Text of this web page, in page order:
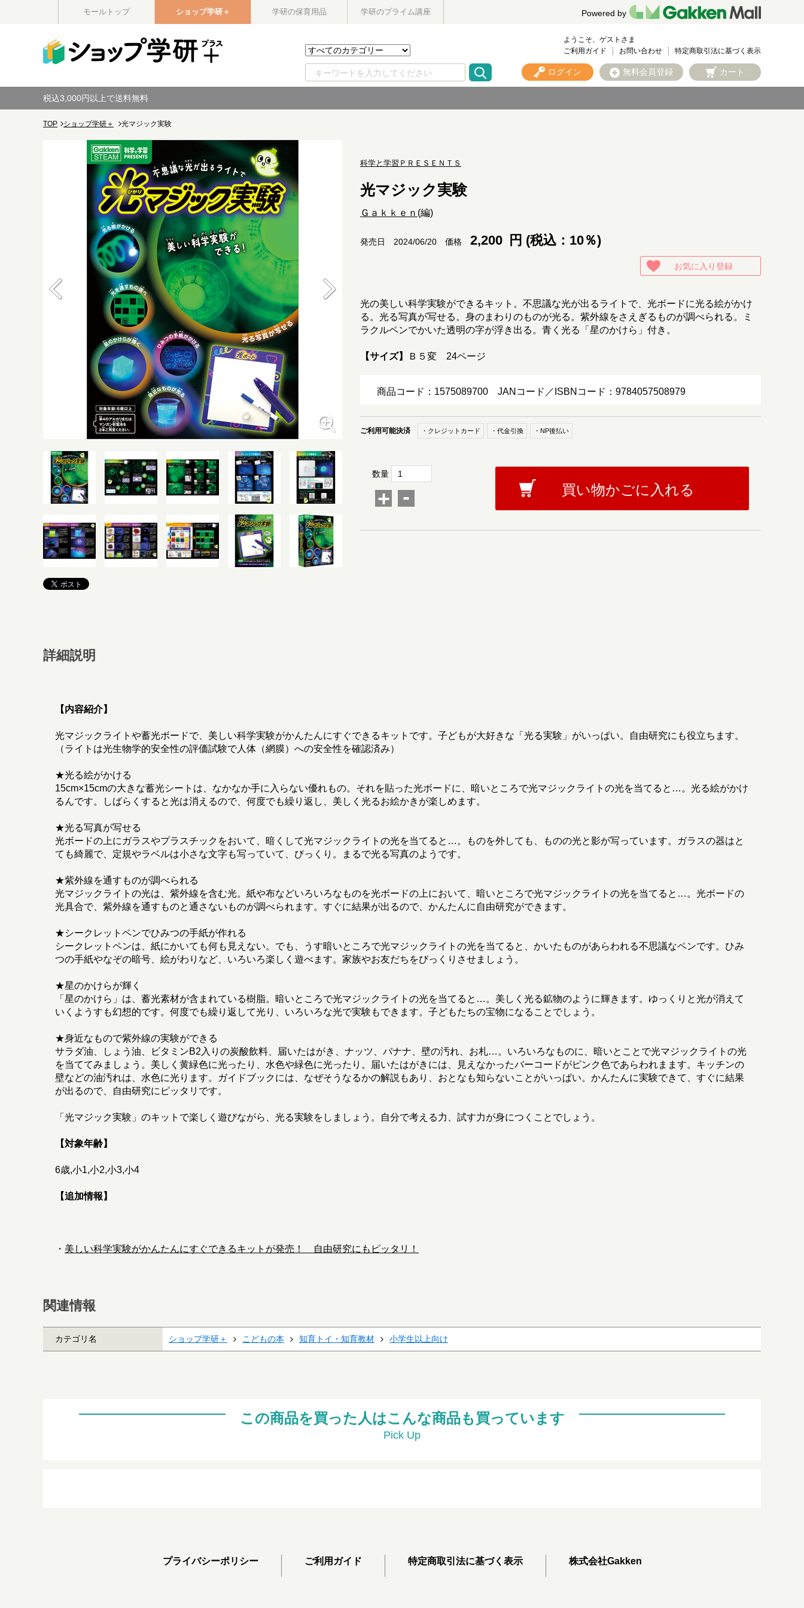
モールトップ ショップ学研＋ 学研の保育用品 学研のプライム講座 Powered by
ようこそ、ゲストさま
ご利用ガイド
お問い合わせ 特定商取引法に基づく表示
ログイン 無料会員登録 カート
税込3,000円以上で送料無料
TOP ショップ学研＋ 光マジック実験
科学と学習ＰＲＥＳＥＮＴＳ
光マジック実験
Ｇａｋｋｅｎ (編)
発売日 2024/06/20 価格 2,200 円 (税込：10％)
お気に入り登録
光の美しい科学実験ができるキット。不思議な光が出るライトで、光ボードに光る絵がかけ
る。光る写真が写せる。身のまわりのものが光る。紫外線をさえぎるものが調べられる。ミ
ラクルペンでかいた透明の字が浮き出る。青く光る「星のかけら」付き。
【サイズ】 Ｂ５変 24ページ
商品コード：1575089700 JANコード／ISBNコード：9784057508979
ご利用可能決済 ・クレジットカード ・代金引換 ・NP後払い
数量
+ - 買い物かごに入れる
詳細説明
【内容紹介】
光マジックライトや蓄光ボードで、美しい科学実験がかんたんにすぐできるキットです。子どもが大好きな「光る実験」がいっぱい。自由研究にも役立ちます。
（ライトは光生物学的安全性の評価試験で人体（網膜）への安全性を確認済み）
★光る絵がかける
15cm×15cmの大きな蓄光シートは、なかなか手に入らない優れもの。それを貼った光ボードに、暗いところで光マジックライトの光を当てると…。光る絵がかけ
るんです。しばらくすると光は消えるので、何度でも繰り返し、美しく光るお絵かきが楽しめます。
★光る写真が写せる
光ボードの上にガラスやプラスチックをおいて、暗くして光マジックライトの光を当てると…。ものを外しても、ものの光と影が写っています。ガラスの器はと
ても綺麗で、定規やラベルは小さな文字も写っていて、びっくり。まるで光る写真のようです。
★紫外線を通すものが調べられる
光マジックライトの光は、紫外線を含む光。紙や布などいろいろなものを光ボードの上において、暗いところで光マジックライトの光を当てると…。光ボードの
光具合で、紫外線を通すものと通さないものが調べられます。すぐに結果が出るので、かんたんに自由研究ができます。
★シークレットペンでひみつの手紙が作れる
シークレットペンは、紙にかいても何も見えない。でも、うす暗いところで光マジックライトの光を当てると、かいたものがあらわれる不思議なペンです。ひみ
つの手紙やなぞの暗号、絵がわりなど、いろいろ楽しく遊べます。家族やお友だちをびっくりさせましょう。
★星のかけらが輝く
「星のかけら」は、蓄光素材が含まれている樹脂。暗いところで光マジックライトの光を当てると…。美しく光る鉱物のように輝きます。ゆっくりと光が消えて
いくようすも幻想的です。何度でも繰り返して光り、いろいろな光で実験もできます。子どもたちの宝物になることでしょう。
★身近なもので紫外線の実験ができる
サラダ油、しょう油、ビタミンB2入りの炭酸飲料、届いたはがき、ナッツ、バナナ、壁の汚れ、お札…。いろいろなものに、暗いとことで光マジックライトの光
を当ててみましょう。美しく黄緑色に光ったり、水色や緑色に光ったり。届いたはがきには、見えなかったバーコードがピンク色であらわれまます。キッチンの
壁などの油汚れは、水色に光ります。ガイドブックには、なぜそうなるかの解説もあり、おとなも知らないことがいっぱい。かんたんに実験できて、すぐに結果
が出るので、自由研究にピッタリです。
「光マジック実験」のキットで楽しく遊びながら、光る実験をしましょう。自分で考える力、試す力が身につくことでしょう。
【対象年齢】
6歳,小1,小2,小3,小4
【追加情報】
・ 美しい科学実験がかんたんにすぐできるキットが発売！ 自由研究にもピッタリ！
関連情報
カテゴリ名 ショップ学研＋ こどもの本 知育トイ・知育教材 小学生以上向け
この商品を買った人はこんな商品も買っています
Pick Up
プライバシーポリシー ご利用ガイド 特定商取引法に基づく表示 株式会社Gakken